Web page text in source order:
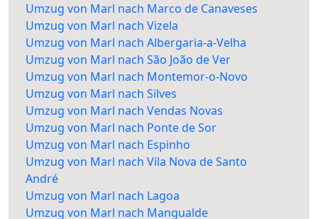
Umzug von Marl nach Marco de Canaveses
Umzug von Marl nach Vizela
Umzug von Marl nach Albergaria-a-Velha
Umzug von Marl nach São João de Ver
Umzug von Marl nach Montemor-o-Novo
Umzug von Marl nach Silves
Umzug von Marl nach Vendas Novas
Umzug von Marl nach Ponte de Sor
Umzug von Marl nach Espinho
Umzug von Marl nach Vila Nova de Santo
André
Umzug von Marl nach Lagoa
Umzug von Marl nach Mangualde